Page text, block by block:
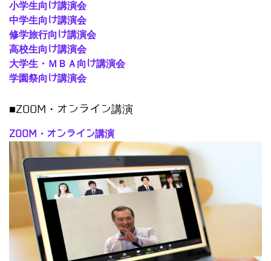
小学生向け講演会
中学生向け講演会
修学旅行向け講演会
高校生向け講演会
大学生・ＭＢＡ向け講演会
学園祭向け講演会
■ZOOM・オンライン講演
ZOOM・オンライン講演